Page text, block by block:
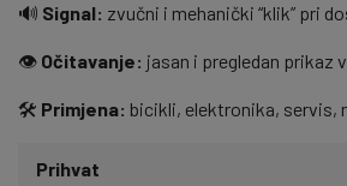
🔊 Signal: zvučni i mehanički “klik” pri
👁️ Očitavanje: jasan i pregledan prikaz
🛠️ Primjena: bicikli, elektronika, servis,
Prihvat